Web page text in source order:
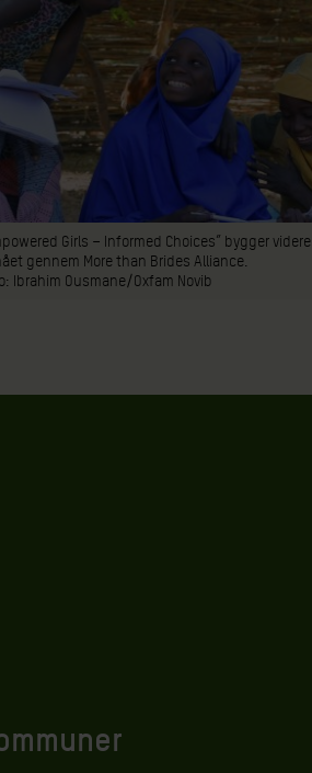
Girls – Informed Choices” bygger
gennem More than Brides Alliance.
Ibrahim Ousmane/Oxfam Novib